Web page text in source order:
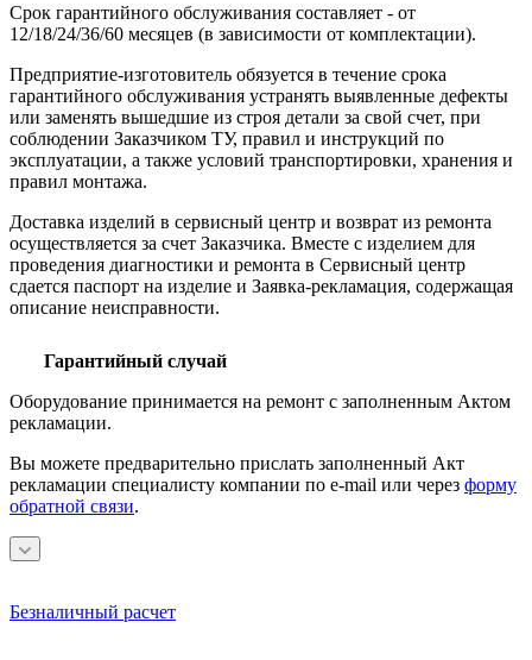
Срок гарантийного обслуживания составляет - от
12/18/24/36/60 месяцев (в зависимости от комплектации).
Предприятие-изготовитель обязуется в течение срока
гарантийного обслуживания устранять выявленные дефекты
или заменять вышедшие из строя детали за свой счет, при
соблюдении Заказчиком ТУ, правил и инструкций по
эксплуатации, а также условий транспортировки, хранения и
правил монтажа.
Доставка изделий в сервисный центр и возврат из ремонта
осуществляется за счет Заказчика. Вместе с изделием для
проведения диагностики и ремонта в Сервисный центр
сдается паспорт на изделие и Заявка-рекламация, содержащая
описание неисправности.
Гарантийный случай
Оборудование принимается на ремонт с заполненным Актом
рекламации.
Вы можете предварительно прислать заполненный Акт
рекламации специалисту компании по e-mail или через форму
обратной связи.
Безналичный расчет